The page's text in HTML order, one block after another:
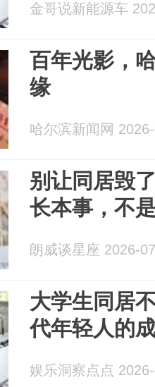
金哥说新能源车
百年光影，
缘
哈尔滨新闻网
别让同居毁
长本事，不
朗威谈星座 2026-
大学生同居
代年轻人的
娱乐洞察点点